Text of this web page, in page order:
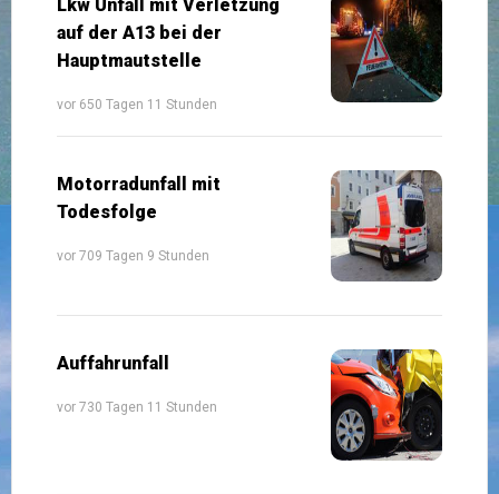
Lkw Unfall mit Verletzung
auf der A13 bei der
Hauptmautstelle
vor 650 Tagen 11 Stunden
Motorradunfall mit
Todesfolge
vor 709 Tagen 9 Stunden
Auffahrunfall
vor 730 Tagen 11 Stunden